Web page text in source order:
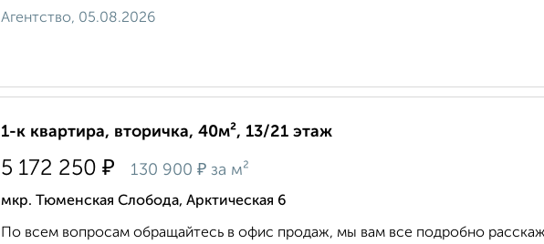
Агентство, 05.08.2026
1-к квартира, вторичка, 40м², 13/21 этаж
5 172 250 ₽ 130 900 ₽ за м²
мкр. Тюменская Слобода, Арктическая 6
По всем вопросам обращайтесь в офис продаж, мы вам все подробно